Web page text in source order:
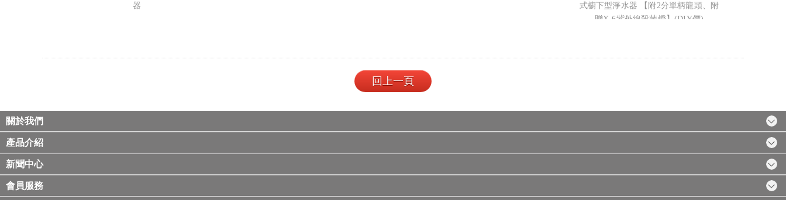
器
式櫥下型淨水器 【附2分單柄龍頭、附
贈X-6紫外線殺菌燈】(DIY價)
回上一頁
關於我們
產品介紹
新聞中心
會員服務